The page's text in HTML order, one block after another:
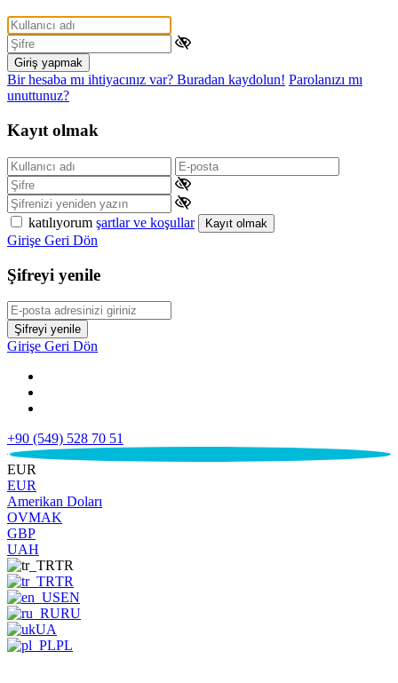
Giriş yapmak
Bir hesaba mı ihtiyacınız var? Buradan kaydolun! Parolanızı mı
unuttunuz?
Kayıt olmak
katılıyorum şartlar ve koşullar Kayıt olmak
Girişe Geri Dön
Şifreyi yenile
Şifreyi yenile
Girişe Geri Dön
+90 (549) 528 70 51
€
EUR
EUR
Amerikan Doları
OVMAK
GBP
UAH
TR
TR
EN
RU
UA
PL